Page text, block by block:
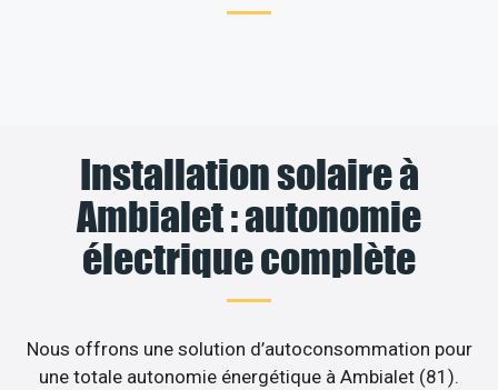
Installation solaire à
Ambialet : autonomie
électrique complète
Nous offrons une solution d’autoconsommation pour
une totale autonomie énergétique à Ambialet (81).